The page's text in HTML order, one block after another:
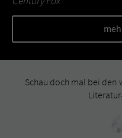
Schau doch mal bei